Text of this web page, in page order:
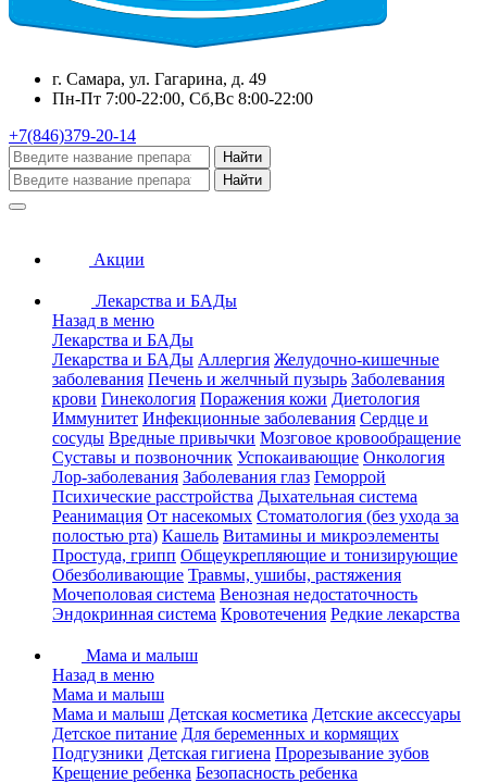
г. Самара, ул. Гагарина, д. 49
Пн-Пт 7:00-22:00, Сб,Вс 8:00-22:00
+7(846)379-20-14
Найти
Найти
Акции
Лекарства и БАДы
Назад в меню
Лекарства и БАДы
Лекарства и БАДы Аллергия Желудочно-кишечные
заболевания Печень и желчный пузырь Заболевания
крови Гинекология Поражения кожи Диетология
Иммунитет Инфекционные заболевания Сердце и
сосуды Вредные привычки Мозговое кровообращение
Суставы и позвоночник Успокаивающие Онкология
Лор-заболевания Заболевания глаз Геморрой
Психические расстройства Дыхательная система
Реанимация От насекомых Стоматология (без ухода за
полостью рта) Кашель Витамины и микроэлементы
Простуда, грипп Общеукрепляющие и тонизирующие
Обезболивающие Травмы, ушибы, растяжения
Мочеполовая система Венозная недостаточность
Эндокринная система Кровотечения Редкие лекарства
Мама и малыш
Назад в меню
Мама и малыш
Мама и малыш Детская косметика Детские аксессуары
Детское питание Для беременных и кормящих
Подгузники Детская гигиена Прорезывание зубов
Крещение ребенка Безопасность ребенка